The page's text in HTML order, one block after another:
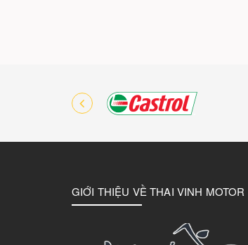
GIỚI THIỆU VỀ THAI VINH MOTOR